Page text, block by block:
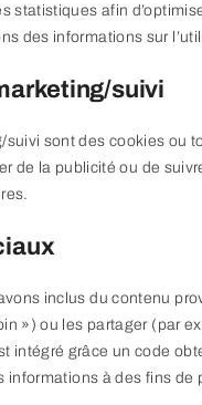
statistiques afin
des informations sur
suivi
suivi sont des cookies ou
de la publicité ou de
inclus du contenu
») ou les partager (par
intégré grâce un code
informations à des fins de